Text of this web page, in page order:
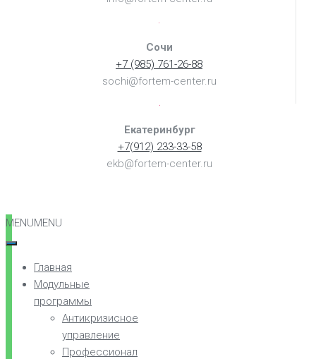
Сочи
+7 (985) 761-26-88
sochi@fortem-center.ru
Екатеринбург
+7(912) 233-33-58
ekb@fortem-center.ru
MENUMENU
Главная
Модульные
программы
Антикризисное
управление
Профессионал